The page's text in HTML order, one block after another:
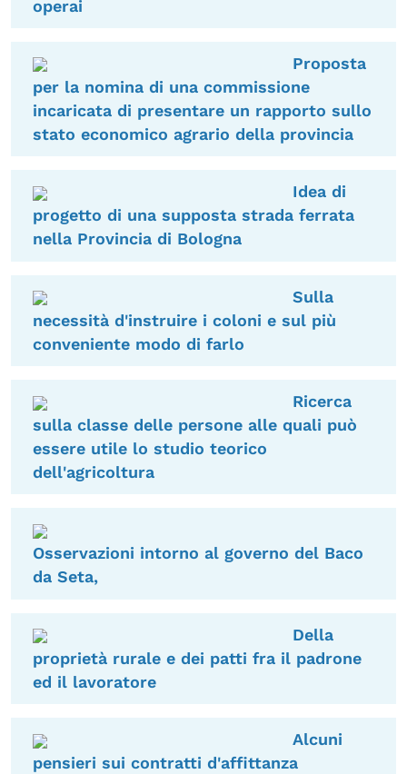
operai
Proposta
per la nomina di una commissione
incaricata di presentare un rapporto sullo
stato economico agrario della provincia
Idea di
progetto di una supposta strada ferrata
nella Provincia di Bologna
Sulla
necessità d'instruire i coloni e sul più
conveniente modo di farlo
Ricerca
sulla classe delle persone alle quali può
essere utile lo studio teorico
dell'agricoltura
Osservazioni intorno al governo del Baco
da Seta,
Della
proprietà rurale e dei patti fra il padrone
ed il lavoratore
Alcuni
pensieri sui contratti d'affittanza